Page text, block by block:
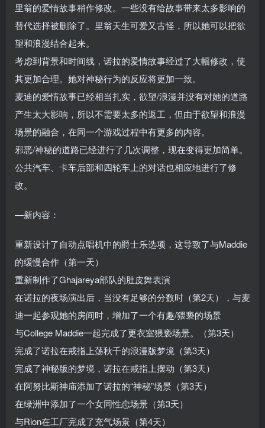
里翁的爱情故事稍作修改。一些没有给故事带来太多影响的
替代选择被删除了。里翁天生可爱又古怪，所以她可以把欲
望和浪漫结合起来。
考虑到背景和时间线，诺拉的爱情故事经过了大幅修改，使
其更加合理。她对神秘行为的反应将更加一致。
麦迪的爱情故事已经相当扎实，欲望/浪漫并没有对她的道路
产生太大影响，所以不需要太多的返工，但由于欲望和浪漫
场景的融合，在同一个游戏过程中有更多的内容。
邪恶/神秘的道路已经进行了几次调整，现在变得更加简单。
公共汽车、卡车后部和四轮车上的对话也相应地进行了修
改。
—新内容：
重新设计了自动点唱机中的爵士乐选项，这导致了与Maddie
的缓慢合作（第一天）
重新制作了Ghajareya部队的肚皮舞表演
在诺拉的夜场演出后，当没有足够的分数时（第2天），与麦
迪一起参观她的房间时，增加了一个有趣/猥亵的场景
与College Maddie一起完成了更衣室猥亵场景。（第3天）
完成了诺拉在戒指上荡秋千的浪漫版梦境（第3天）
完成了神秘版的梦境，诺拉在戒指上摆动（第3天）
在阿努比斯神庙添加了诺拉的“神秘”场景（第3天）
在绿洲中添加了一个女同性恋场景（第3天）
与Rion在工厂完成了充气场景（第4天）